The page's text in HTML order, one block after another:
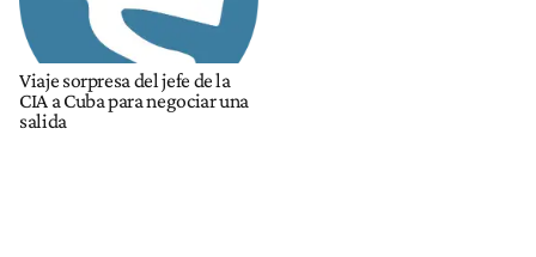
Viaje sorpresa del jefe de la
CIA a Cuba para negociar una
salida